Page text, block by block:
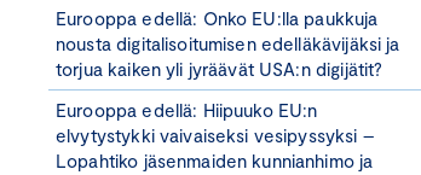
Eurooppa edellä: Onko EU:lla paukkuja
nousta digitalisoitumisen edelläkävijäksi ja
torjua kaiken yli jyräävät USA:n digijätit?
Eurooppa edellä: Hiipuuko EU:n
elvytystykki vaivaiseksi vesipyssyksi –
Lopahtiko jäsenmaiden kunnianhimo ja